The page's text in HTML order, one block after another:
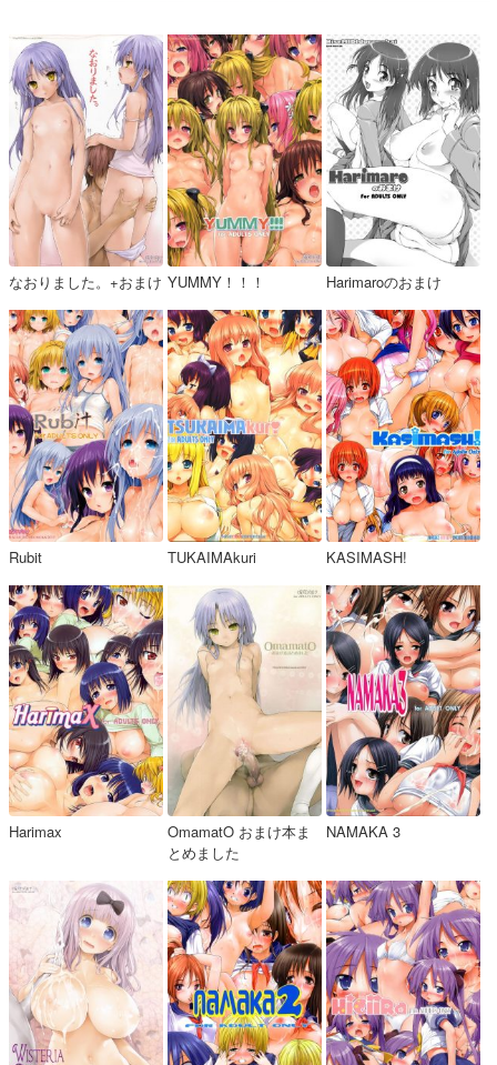
なおりました。+おまけ YUMMY！！！ Harimaroのおまけ
Rubit TUKAIMAkuri KASIMASH!
Harimax
OmamatO おまけ本ま
とめました
NAMAKA 3